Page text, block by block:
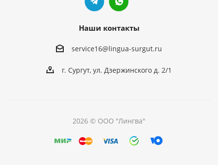
Наши контакты
service16@lingua-surgut.ru
г. Сургут, ул. Дзержинского д. 2/1
2026 © ООО "Лингва"